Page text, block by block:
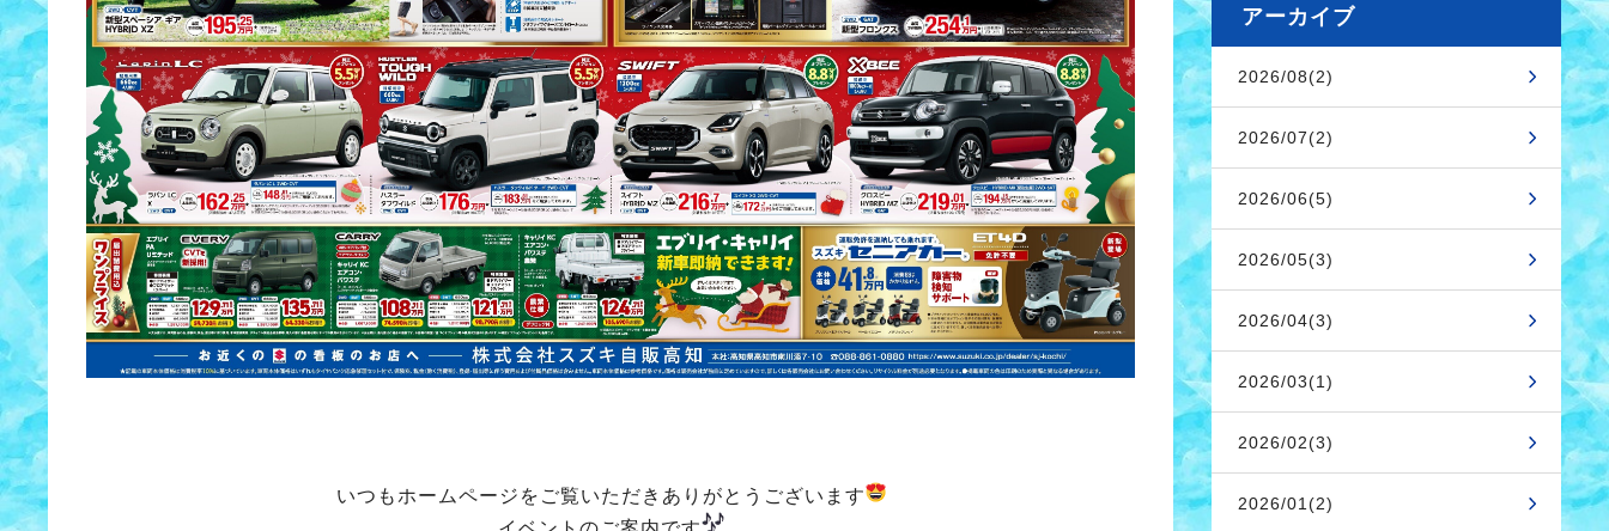
いつもホームページをご覧いただきありがとうございます
アーカイブ
2026/08(2)
2026/07(2)
2026/06(5)
2026/05(3)
2026/04(3)
2026/03(1)
2026/02(3)
2026/01(2)